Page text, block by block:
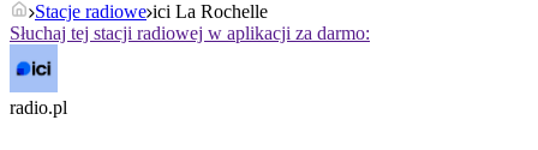
Stacje radiowe ici La Rochelle
Słuchaj tej stacji radiowej w aplikacji za darmo:
radio.pl